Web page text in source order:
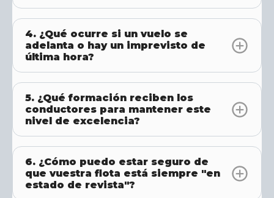
4. ¿Qué ocurre si un vuelo se
adelanta o hay un imprevisto de
última hora?
5. ¿Qué formación reciben los
conductores para mantener este
nivel de excelencia?
6. ¿Cómo puedo estar seguro de
que vuestra flota está siempre "en
estado de revista"?